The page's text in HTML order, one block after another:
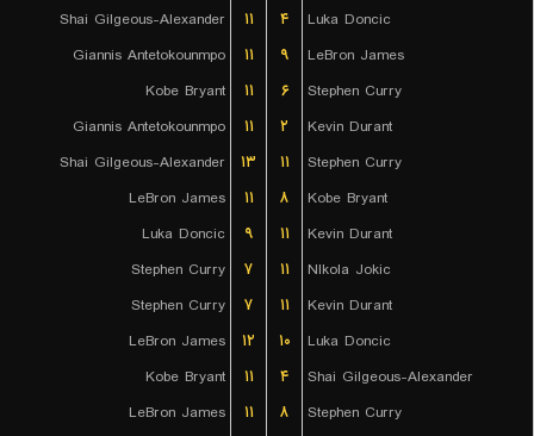
Shai Gilgeous-Alexander
۱۱ ۴
Luka Doncic
Giannis Antetokounmpo
۱۱ ۹
LeBron James
Kobe Bryant
۱۱ ۶
Stephen Curry
Giannis Antetokounmpo
۱۱ ۲
Kevin Durant
Shai Gilgeous-Alexander
۱۳ ۱۱
Stephen Curry
LeBron James
۱۱ ۸
Kobe Bryant
Luka Doncic
۹ ۱۱
Kevin Durant
Stephen Curry
۷ ۱۱
NIkola Jokic
Stephen Curry
۷ ۱۱
Kevin Durant
LeBron James
۱۲ ۱۰
Luka Doncic
Kobe Bryant
۱۱ ۴
Shai Gilgeous-Alexander
LeBron James
۱۱ ۸
Stephen Curry